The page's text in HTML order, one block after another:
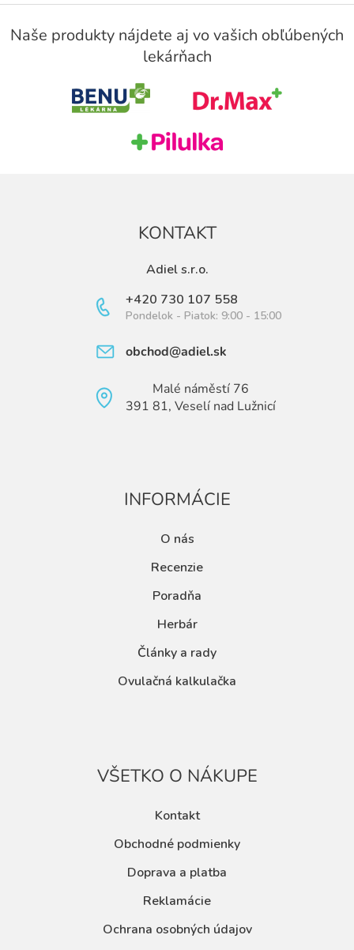
Z
Naše produkty nájdete aj vo vašich obľúbených
lekárňach
KONTAKT
Adiel s.r.o.
+420 730 107 558
Pondelok - Piatok: 9:00 - 15:00
obchod@adiel.sk
Malé náměstí 76
391 81, Veselí nad Lužnicí
INFORMÁCIE
O nás
Recenzie
Poradňa
Herbár
Články a rady
Ovulačná kalkulačka
VŠETKO O NÁKUPE
Kontakt
Obchodné podmienky
Doprava a platba
Reklamácie
Ochrana osobných údajov